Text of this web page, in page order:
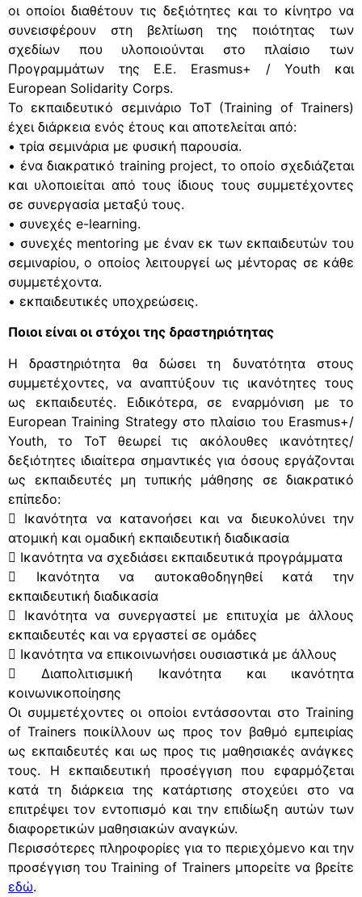
οι οποίοι διαθέτουν τις δεξιότητες και το κίνητρο να
συνεισφέρουν στη βελτίωση της ποιότητας των
σχεδίων που υλοποιούνται στο πλαίσιο των
Προγραμμάτων της Ε.Ε. Erasmus+ / Youth και
European Solidarity Corps.
Το εκπαιδευτικό σεμινάριο ΤοΤ (Training of Trainers)
έχει διάρκεια ενός έτους και αποτελείται από:
• τρία σεμινάρια με φυσική παρουσία.
• ένα διακρατικό training project, το οποίο σχεδιάζεται
και υλοποιείται από τους ίδιους τους συμμετέχοντες
σε συνεργασία μεταξύ τους.
• συνεχές e-learning.
• συνεχές mentoring με έναν εκ των εκπαιδευτών του
σεμιναρίου, ο οποίος λειτουργεί ως μέντορας σε κάθε
συμμετέχοντα.
• εκπαιδευτικές υποχρεώσεις.
Ποιοι είναι οι στόχοι της δραστηριότητας
Η δραστηριότητα θα δώσει τη δυνατότητα στους
συμμετέχοντες, να αναπτύξουν τις ικανότητες τους
ως εκπαιδευτές. Ειδικότερα, σε εναρμόνιση με το
European Training Strategy στο πλαίσιο του Erasmus+/
Youth, το ΤοΤ θεωρεί τις ακόλουθες ικανότητες/
δεξιότητες ιδιαίτερα σημαντικές για όσους εργάζονται
ως εκπαιδευτές μη τυπικής μάθησης σε διακρατικό
επίπεδο:
 Ικανότητα να κατανοήσει και να διευκολύνει την
ατομική και ομαδική εκπαιδευτική διαδικασία
 Ικανότητα να σχεδιάσει εκπαιδευτικά προγράμματα
 Ικανότητα να αυτοκαθοδηγηθεί κατά την
εκπαιδευτική διαδικασία
 Ικανότητα να συνεργαστεί με επιτυχία με άλλους
εκπαιδευτές και να εργαστεί σε ομάδες
 Ικανότητα να επικοινωνήσει ουσιαστικά με άλλους
 Διαπολιτισμική Ικανότητα και ικανότητα
κοινωνικοποίησης
Οι συμμετέχοντες οι οποίοι εντάσσονται στο Training
of Trainers ποικίλλουν ως προς τον βαθμό εμπειρίας
ως εκπαιδευτές και ως προς τις μαθησιακές ανάγκες
τους. Η εκπαιδευτική προσέγγιση που εφαρμόζεται
κατά τη διάρκεια της κατάρτισης στοχεύει στο να
επιτρέψει τον εντοπισμό και την επιδίωξη αυτών των
διαφορετικών μαθησιακών αναγκών.
Περισσότερες πληροφορίες για το περιεχόμενο και την
προσέγγιση του Training of Trainers μπορείτε να βρείτε
εδώ.